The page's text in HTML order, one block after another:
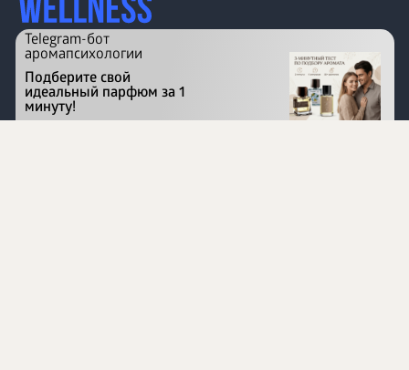
Перейти на сайт
Telegram-бот
аромапсихологии
Подберите свой
идеальный парфюм за 1
минуту!